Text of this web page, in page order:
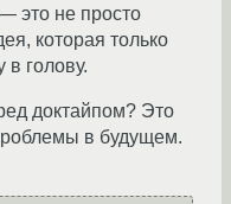
это не просто
которая только
в голову.
доктайпом? Это
в будущем.